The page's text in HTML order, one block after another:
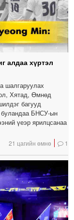
алдаа хүртэл
шалгаруулах
Хятад, Өмнөд
багууд
буландаа БНСУ-ын
үеэр ярилцсанаа
21 цагийн өмнө 1